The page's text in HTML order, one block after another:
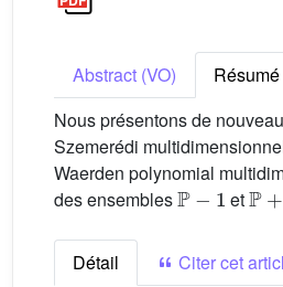
Abstract (VO)
Résumé
Nous présentons de
Szemerédi
Waerden polynomial
des ensembles
P−1
et
P+
Détail
Citer cet